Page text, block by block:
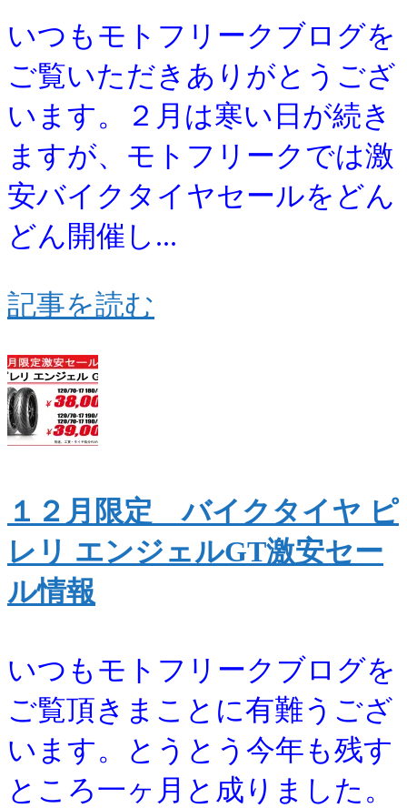
いつもモトフリークブログを
ご覧いただきありがとうござ
います。２月は寒い日が続き
ますが、モトフリークでは激
安バイクタイヤセールをどん
どん開催し...
記事を読む
１２月限定 バイクタイヤ ピ
レリ エンジェルGT激安セー
ル情報
いつもモトフリークブログを
ご覧頂きまことに有難うござ
います。とうとう今年も残す
ところ一ヶ月と成りました。